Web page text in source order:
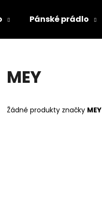
Pánské prádlo
MEY
Žádné produkty značky MEY